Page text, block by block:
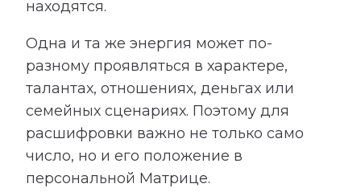
находятся.
Одна и та же энергия может по-
разному проявляться в характере,
талантах, отношениях, деньгах или
семейных сценариях. Поэтому для
расшифровки важно не только само
число, но и его положение в
персональной Матрице.